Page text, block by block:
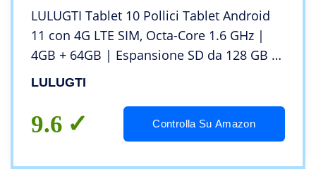
LULUGTI Tablet 10 Pollici Tablet Android
11 con 4G LTE SIM, Octa-Core 1.6 GHz |
4GB + 64GB | Espansione SD da 128 GB |
FHD | G+G touch screen |8000mAh | WiFi
LULUGTI
9.6 Controlla Su Amazon